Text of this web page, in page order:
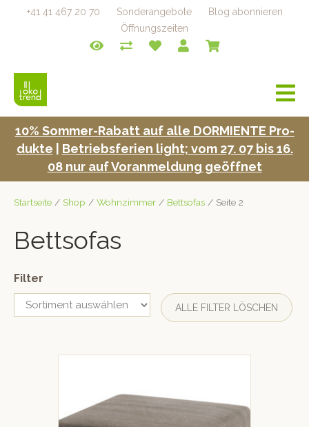
+41 41 467 20 70 Sonderangebote
Blog abonnieren
Öffnungszeiten
a
v
i
10% Som­mer-Rabatt auf alle DORMIENTE Pro­
duk­te
Betrieb­s­fe­rien light; vom 27. 07 bis 16.
08 nur auf Voran­mel­dung geöffnet
Startseite / Shop / Wohnzimmer / Bettsofas / Seite 2
Bettsofas
Filter
ALLE FILTER LÖSCHEN